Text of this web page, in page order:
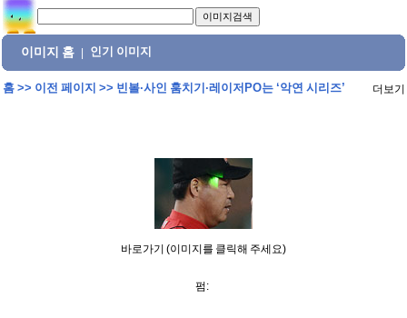
이미지 홈 인기 이미지
홈>> 이전 페이지 >> 빈볼·사인 훔치기·레이저PO는 ‘악연 시리즈’ 더보기
바로가기 (이미지를 클릭해 주세요)
펌: